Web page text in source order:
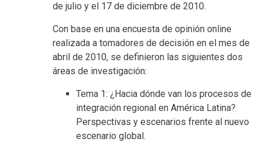
de julio y el 17 de diciembre de 2010.
Con base en una encuesta de opinión online
realizada a tomadores de decisión en el mes de
abril de 2010, se definieron las siguientes dos
áreas de investigación:
Tema 1: ¿Hacia dónde van los procesos de
integración regional en América Latina?
Perspectivas y escenarios frente al nuevo
escenario global.